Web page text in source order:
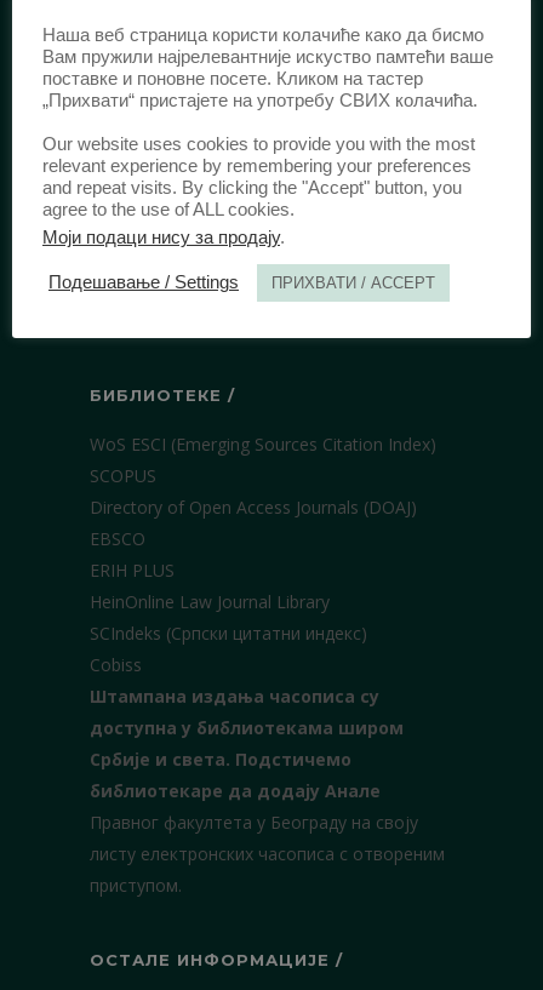
еISSN:2406-2693(Онлајн издање)
DOI:10.51204/Anali_PFBU_1906
ИЗДАВАЧ /
Правни факултет Универзитета у
11000 Београд
БИБЛИОТЕКЕ /
WoS ESCI (Emerging Sources Citation Index)
SCOPUS
Directory of Open Access Journals (DOAJ)
EBSCO
ERIH PLUS
HeinOnline Law Journal Library
SCIndeks (Српски цитатни индекс)
Cobiss
Штампана издања часописа су
доступна у библиотекама широм
Србије и света. Подстичемо
библиотекаре да додају Анале
Правног факултета у Београду на своју
листу електронских часописа с отвореним
приступом.
ОСТАЛЕ ИНФОРМАЦИЈЕ /
Наша веб страница користи колачиће како да бисмо
Вам пружили најрелевантније искуство памтећи ваше
поставке и поновне посете. Кликом на тастер
„Прихвати“ пристајете на употребу СВИХ колачића.
Our website uses cookies to provide you with the most
relevant experience by remembering your preferences
and repeat visits. By clicking the "Accept" button, you
agree to the use of ALL cookies.
Моји подаци нису за продају.
Подешавање / Settings ПРИХВАТИ / ACCEPT